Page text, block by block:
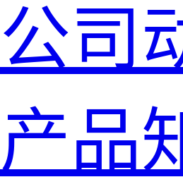
公司
产品